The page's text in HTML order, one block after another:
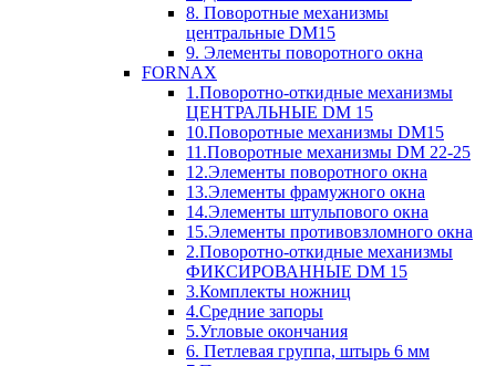
8. Поворотные механизмы
центральные DM15
9. Элементы поворотного окна
FORNAX
1.Поворотно-откидные механизмы
ЦЕНТРАЛЬНЫЕ DM 15
10.Поворотные механизмы DM15
11.Поворотные механизмы DM 22-25
12.Элементы поворотного окна
13.Элементы фрамужного окна
14.Элементы штульпового окна
15.Элементы противовзломного окна
2.Поворотно-откидные механизмы
ФИКСИРОВАННЫЕ DM 15
3.Комплекты ножниц
4.Средние запоры
5.Угловые окончания
6. Петлевая группа, штырь 6 мм